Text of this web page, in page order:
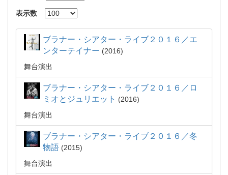
表示数
ブラナー・シアター・ライブ２０１６／エ
ンターテイナー
2016
舞台演出
ブラナー・シアター・ライブ２０１６／ロ
ミオとジュリエット
2016
舞台演出
ブラナー・シアター・ライブ２０１６／冬
物語
2015
舞台演出